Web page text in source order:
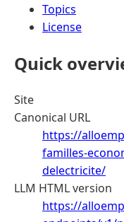
Topics
License
Quick
Site
Canonical URL
https://
familles-
delectricite/
LLM HTML version
https://